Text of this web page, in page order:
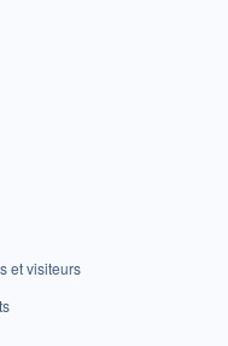
et visiteurs